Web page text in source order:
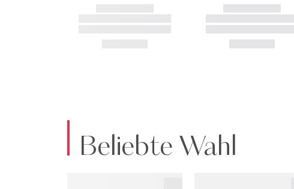
Beliebte Wahl